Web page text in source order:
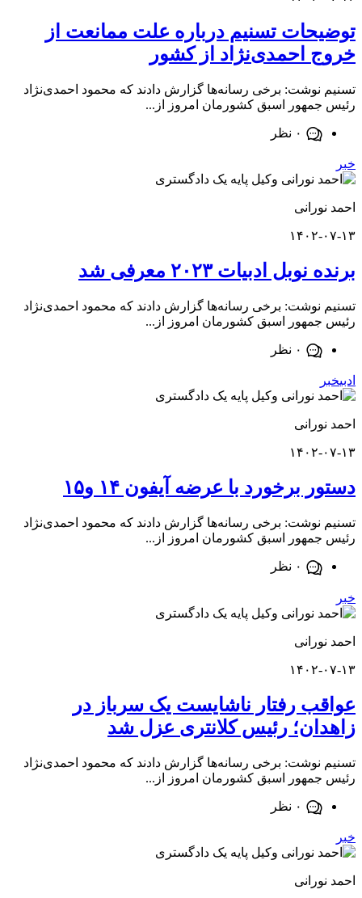
تسنیم درباره علت ممانعت از
احمدی‌نژاد از کشور
نوشت: برخی رسانه‌ها گزارش دادند که محمود احمدی‌نژاد
اسبق کشورمان امروز از...
۰ نظر
۱۳
ادبیات ۲۰۲۳ معرفی شد
نوشت: برخی رسانه‌ها گزارش دادند که محمود احمدی‌نژاد
اسبق کشورمان امروز از...
۰ نظر
۱۳
برخورد با عرضه آیفون ۱۴ و۱۵
نوشت: برخی رسانه‌ها گزارش دادند که محمود احمدی‌نژاد
اسبق کشورمان امروز از...
۰ نظر
۱۳
رفتار ناشایست یک سرباز در
رئیس کلانتری عزل شد
نوشت: برخی رسانه‌ها گزارش دادند که محمود احمدی‌نژاد
اسبق کشورمان امروز از...
۰ نظر